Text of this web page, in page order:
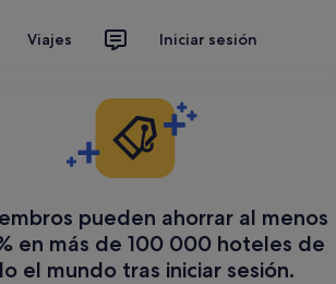
Viajes Iniciar sesión
pueden ahorrar al menos
en más de 100 000 hoteles de
el mundo tras iniciar sesión.